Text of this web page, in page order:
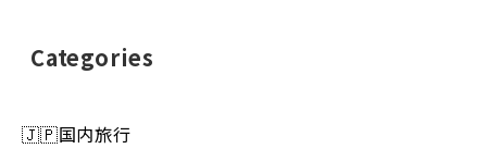
Categories
🇯🇵国内旅行